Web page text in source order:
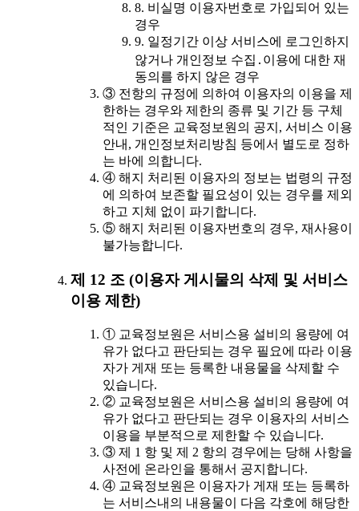
8. 비실명 이용자번호로 가입되어 있는
경우
9. 일정기간 이상 서비스에 로그인하지
않거나 개인정보 수집․이용에 대한 재
동의를 하지 않은 경우
③ 전항의 규정에 의하여 이용자의 이용을 제
한하는 경우와 제한의 종류 및 기간 등 구체
적인 기준은 교육정보원의 공지, 서비스 이용
안내, 개인정보처리방침 등에서 별도로 정하
는 바에 의합니다.
④ 해지 처리된 이용자의 정보는 법령의 규정
에 의하여 보존할 필요성이 있는 경우를 제외
하고 지체 없이 파기합니다.
⑤ 해지 처리된 이용자번호의 경우, 재사용이
불가능합니다.
제 12 조 (이용자 게시물의 삭제 및 서비스
이용 제한)
① 교육정보원은 서비스용 설비의 용량에 여
유가 없다고 판단되는 경우 필요에 따라 이용
자가 게재 또는 등록한 내용물을 삭제할 수
있습니다.
② 교육정보원은 서비스용 설비의 용량에 여
유가 없다고 판단되는 경우 이용자의 서비스
이용을 부분적으로 제한할 수 있습니다.
③ 제 1 항 및 제 2 항의 경우에는 당해 사항을
사전에 온라인을 통해서 공지합니다.
④ 교육정보원은 이용자가 게재 또는 등록하
는 서비스내의 내용물이 다음 각호에 해당한